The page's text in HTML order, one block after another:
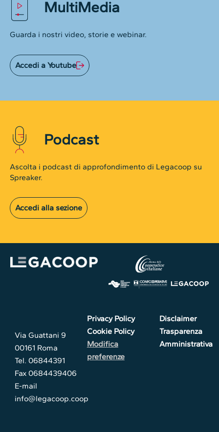
MultiMedia
Guarda i nostri video, storie e webinar.
Accedi a Youtube
Podcast
Ascolta i podcast di approfondimento di Legacoop su
Spreaker.
Accedi alla sezione
Via Guattani 9
00161 Roma
Tel. 06844391
Fax 0684439406
E-mail
info@legacoop.coop
Privacy Policy
Cookie Policy
Modifica
preferenze
Disclaimer
Trasparenza
Amministrativa